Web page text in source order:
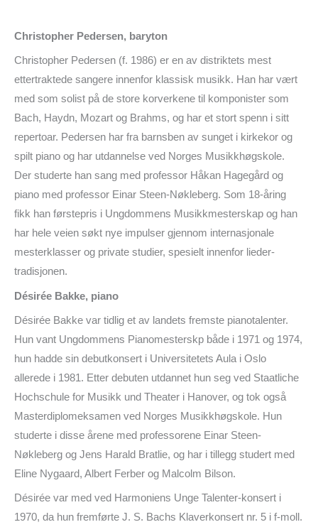
Christopher Pedersen, baryton
Christopher Pedersen (f. 1986) er en av distriktets mest
ettertraktede sangere innenfor klassisk musikk. Han har vært
med som solist på de store korverkene til komponister som
Bach, Haydn, Mozart og Brahms, og har et stort spenn i sitt
repertoar. Pedersen har fra barnsben av sunget i kirkekor og
spilt piano og har utdannelse ved Norges Musikkhøgskole.
Der studerte han sang med professor Håkan Hagegård og
piano med professor Einar Steen-Nøkleberg. Som 18-åring
fikk han førstepris i Ungdommens Musikkmesterskap og han
har hele veien søkt nye impulser gjennom internasjonale
mesterklasser og private studier, spesielt innenfor lieder-
tradisjonen.
Désirée Bakke, piano
Désirée Bakke var tidlig et av landets fremste pianotalenter.
Hun vant Ungdommens Pianomesterskp både i 1971 og 1974,
hun hadde sin debutkonsert i Universitetets Aula i Oslo
allerede i 1981. Etter debuten utdannet hun seg ved Staatliche
Hochschule for Musikk und Theater i Hanover, og tok også
Masterdiplomeksamen ved Norges Musikkhøgskole. Hun
studerte i disse årene med professorene Einar Steen-
Nøkleberg og Jens Harald Bratlie, og har i tillegg studert med
Eline Nygaard, Albert Ferber og Malcolm Bilson.
Désirée var med ved Harmoniens Unge Talenter-konsert i
1970, da hun fremførte J. S. Bachs Klaverkonsert nr. 5 i f-moll.